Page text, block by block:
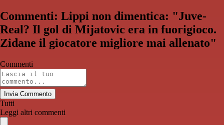
Commenti: Lippi non dimentica: "Juve-
Real? Il gol di Mijatovic era in fuorigioco.
Zidane il giocatore migliore mai allenato"
Commenti
Invia Commento
Tutti
Leggi altri commenti